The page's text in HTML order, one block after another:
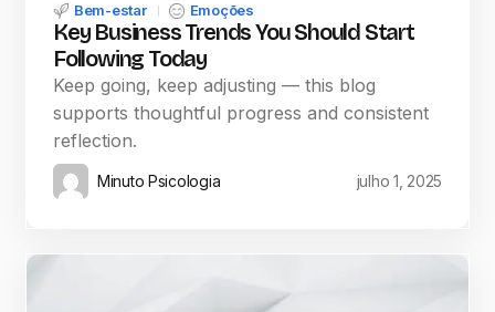
Bem-estar Emoções
Key Business Trends You Should Start
Following Today
Keep going, keep adjusting — this blog
supports thoughtful progress and consistent
reflection.
Minuto Psicologia julho 1, 2025